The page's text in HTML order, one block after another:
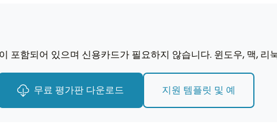
포함되어 있으며 신용카드가 필요하지 않습니다. 윈도우, 맥, 리
무료 평가판 다운로드 지원 템플릿 및 예